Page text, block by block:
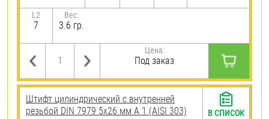
L2
7
Вес:
3.6 гр.
Цена:
Под заказ
Штифт цилиндрический с внутренней
резьбой DIN 7979 5х26 мм А 1 (AISI 303)
В СПИСОК